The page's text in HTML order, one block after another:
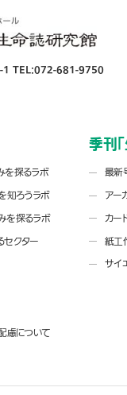
1 TEL:072-681-9750
を探るラボ
知ろうラボ
を探るラボ
セクター
慮について
季刊
最新
アー
カー
紙工
サイ